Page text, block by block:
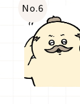
No.6